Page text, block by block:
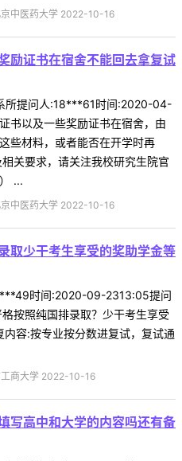
中医药大学 2022-10-16
励证书在宿舍不能回去拿复试
所提问人:18***61时间:2020-04-
书以及一些奖励证书在宿舍，由
些材料，或者能否在开学时再
关要求，请关注我校研究生院官
...
中医药大学 2022-10-16
取少干考生享受的奖助学金等
时间:2020-09-2313:05提问
按照纯国排录取？少干考生享受
容:按专业按分数进复试，复试通
商大学 2022-10-16
写高中和大学的内容吗还有备